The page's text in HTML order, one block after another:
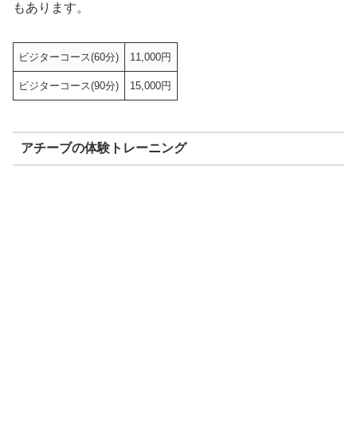
もあります。
ビジターコース(60分) 11,000円
ビジターコース(90分) 15,000円
アチーブの体験トレーニング